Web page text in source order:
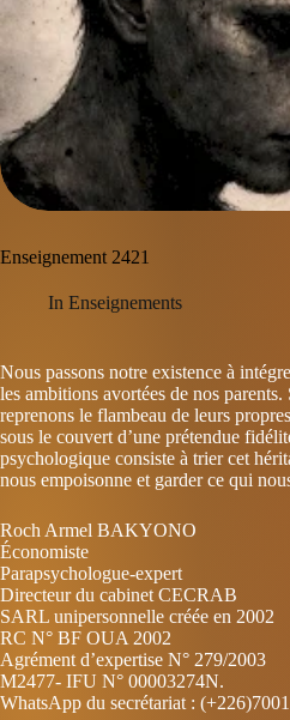
Enseignement 2421
In Enseignements
Nous passons notre existence à
les ambitions avortées de nos parents.
reprenons le flambeau de leurs
sous le couvert d’une prétendue
psychologique consiste à trier cet
nous empoisonne et garder ce qui
Roch Armel BAKYONO
Économiste
Parapsychologue-expert
Directeur du cabinet CECRAB
SARL unipersonnelle créée en 2002
RC N° BF OUA 2002
Agrément d’expertise N° 279/2003
M2477- IFU N° 00003274N.
WhatsApp du secrétariat :